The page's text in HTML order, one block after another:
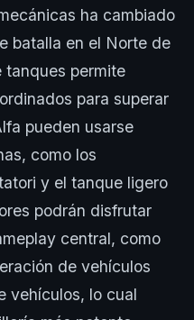
ha cambiado
batalla en el Norte de
tanques permite
para superar
pueden usarse
como los
y el tanque ligero
podrán disfrutar
central, como
de vehículos
vehículos, lo cual